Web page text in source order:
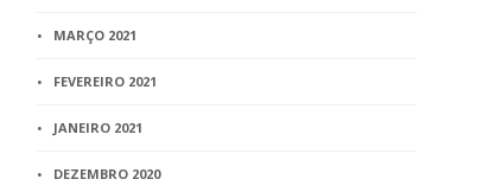
MARÇO 2021
FEVEREIRO 2021
JANEIRO 2021
DEZEMBRO 2020